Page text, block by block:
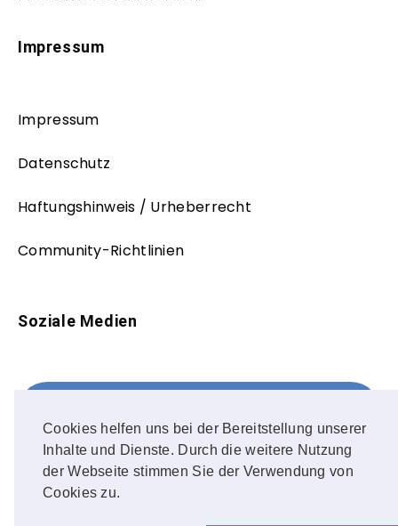
Cookies helfen uns bei der Bereitstellung unserer
Inhalte und Dienste. Durch die weitere Nutzung
der Webseite stimmen Sie der Verwendung von
Cookies zu.
Impressum
Impressum
Datenschutz
Haftungshinweis / Urheberrecht
Community-Richtlinien
Soziale Medien
FOLLOW ME!
Instagram
OUR PHOTOS!